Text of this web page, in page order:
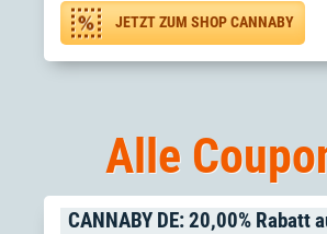
JETZT ZUM SHOP CANNABY
Alle
CANNABY DE: 20,00% Rabatt